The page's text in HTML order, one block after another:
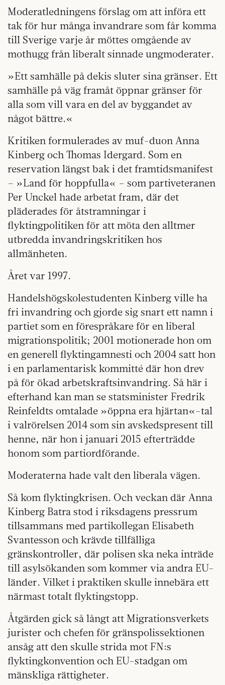
Moderatledningens förslag om att införa ett
tak för hur många invandrare som får komma
till Sverige varje år möttes omgående av
mothugg från liberalt sinnade ungmoderater.
»Ett samhälle på dekis sluter sina gränser. Ett
samhälle på väg framåt öppnar gränser för
alla som vill vara en del av byggandet av
något bättre.«
Kritiken formulerades av muf-duon Anna
Kinberg och Thomas Idergard. Som en
reservation längst bak i det framtidsmanifest
– »Land för hoppfulla« – som partiveteranen
Per Unckel hade arbetat fram, där det
pläderades för åtstramningar i
flyktingpolitiken för att möta den alltmer
utbredda invandringskritiken hos
allmänheten.
Året var 1997.
Handelshögskolestudenten Kinberg ville ha
fri invandring och gjorde sig snart ett namn i
partiet som en förespråkare för en liberal
migrationspolitik; 2001 motionerade hon om
en generell flyktingamnesti och 2004 satt hon
i en parlamentarisk kommitté där hon drev
på för ökad arbetskraftsinvandring. Så här i
efterhand kan man se statsminister Fredrik
Reinfeldts omtalade »öppna era hjärtan«-tal
i valrörelsen 2014 som sin avskedspresent till
henne, när hon i januari 2015 efterträdde
honom som partiordförande.
Moderaterna hade valt den liberala vägen.
Så kom flyktingkrisen. Och veckan där Anna
Kinberg Batra stod i riksdagens pressrum
tillsammans med partikollegan Elisabeth
Svantesson och krävde tillfälliga
gränskontroller, där polisen ska neka inträde
till asylsökanden som kommer via andra EU-
länder. Vilket i praktiken skulle innebära ett
närmast totalt flyktingstopp.
Åtgärden gick så långt att Migrationsverkets
jurister och chefen för gränspolissektionen
ansåg att den skulle strida mot FN:s
flyktingkonvention och EU-stadgan om
mänskliga rättigheter.